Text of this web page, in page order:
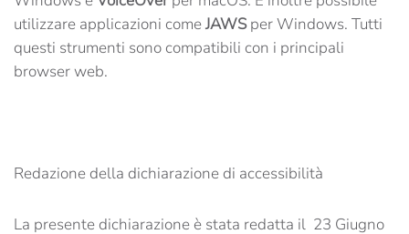
utilizzare applicazioni comeJAWSper Windows. Tutti
questi strumenti sono compatibili con i principali
browser web.
Redazione della dichiarazione di accessibilità
La presente dichiarazione è stata redatta il 23 Giugno